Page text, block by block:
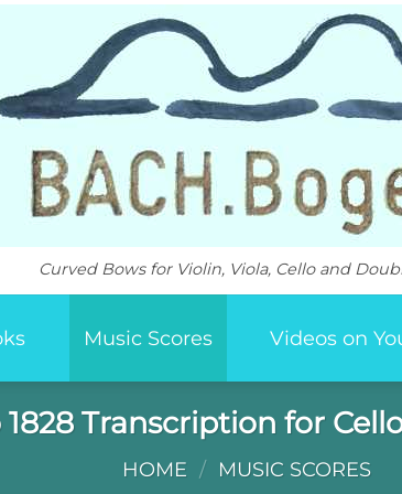
Curved Bows for Violin, Viola, Cello and
Music Scores Videos on
Transcription for
HOME / MUSIC SCORES